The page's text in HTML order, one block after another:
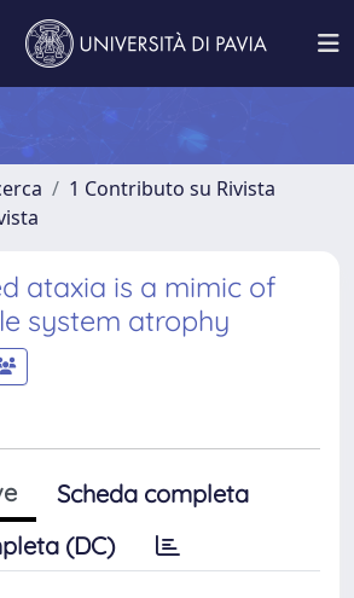
1 Contributo su Rivista
ataxia is a mimic of
system atrophy
Scheda completa
(DC)